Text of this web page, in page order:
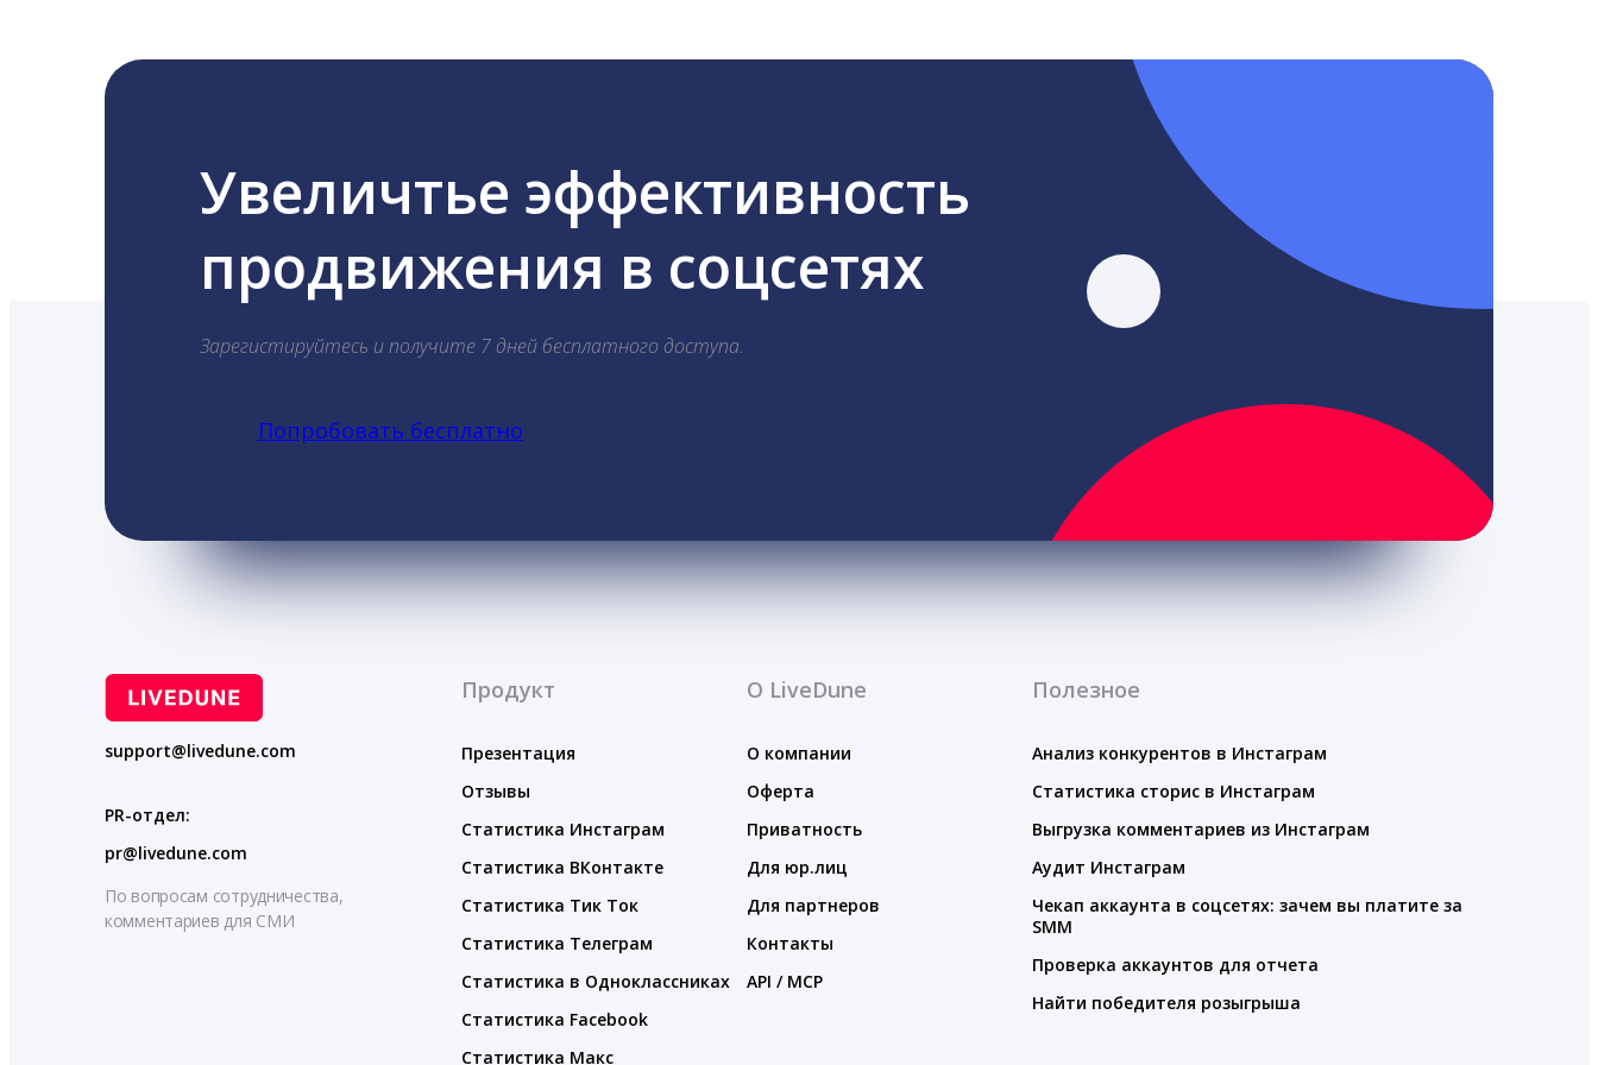
Увеличтье эффективность
продвижения в соцсетях
Зарегистируйтесь и получите 7 дней бесплатного доступа.
Попробовать бесплатно
support@livedune.com
PR-отдел:
pr@livedune.com
По вопросам сотрудничества,
комментариев для СМИ
Продукт
Презентация
Отзывы
Статистика Инстаграм
Статистика ВКонтакте
Статистика Тик Ток
Статистика Телеграм
Статистика в Одноклассниках
Статистика Facebook
Статистика Макс
О LiveDune
О компании
Оферта
Приватность
Для юр.лиц
Для партнеров
Контакты
API / MCP
Полезное
Анализ конкурентов в Инстаграм
Статистика сторис в Инстаграм
Выгрузка комментариев из Инстаграм
Аудит Инстаграм
Чекап аккаунта в соцсетях: зачем вы платите за
SMM
Проверка аккаунтов для отчета
Найти победителя розыгрыша